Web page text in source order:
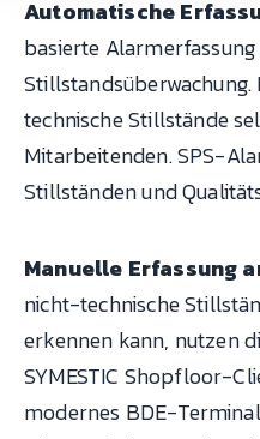
Automatische
basierte
technische Stillstände
Mitarbeitenden. SPS-
Stillständen und
Manuelle Erfassung
nicht-technische
erkennen kann, nutzen
SYMESTIC Shopfloor-
modernes BDE-